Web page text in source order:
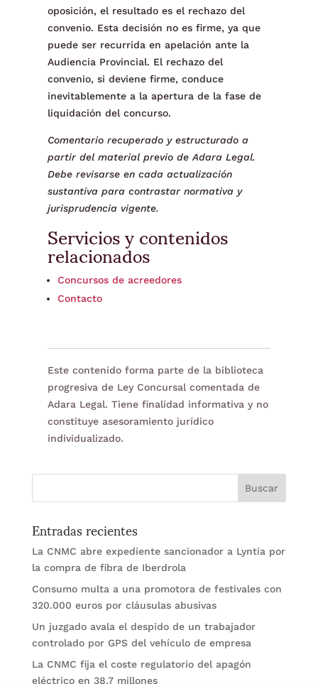
oposición, el resultado es el rechazo del
convenio. Esta decisión no es firme, ya que
puede ser recurrida en apelación ante la
Audiencia Provincial. El rechazo del
convenio, si deviene firme, conduce
inevitablemente a la apertura de la fase de
liquidación del concurso.
Comentario recuperado y estructurado a
partir del material previo de Adara Legal.
Debe revisarse en cada actualización
sustantiva para contrastar normativa y
jurisprudencia vigente.
Servicios y contenidos
relacionados
Concursos de acreedores
Contacto
Este contenido forma parte de la biblioteca
progresiva de Ley Concursal comentada de
Adara Legal. Tiene finalidad informativa y no
constituye asesoramiento jurídico
individualizado.
Entradas recientes
La CNMC abre expediente sancionador a Lyntia por
la compra de fibra de Iberdrola
Consumo multa a una promotora de festivales con
320.000 euros por cláusulas abusivas
Un juzgado avala el despido de un trabajador
controlado por GPS del vehículo de empresa
La CNMC fija el coste regulatorio del apagón
eléctrico en 38,7 millones